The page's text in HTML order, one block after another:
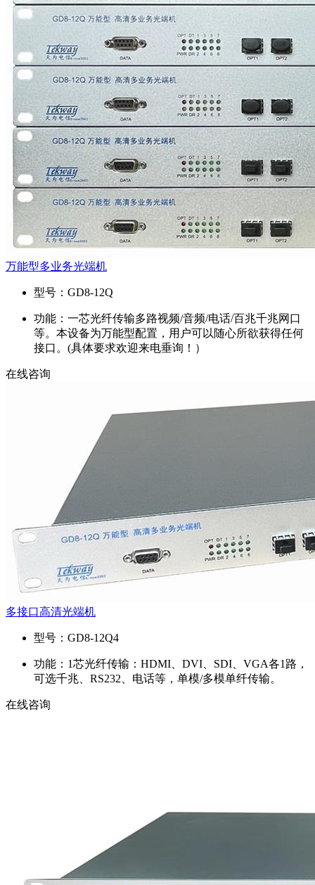
万能型多业务光端机
型号： GD8-12Q
功能： 一芯光纤传输多路视频/音频/电话/百兆千兆网口
等。本设备为万能型配置，用户可以随心所欲获得任何
接口。(具体要求欢迎来电垂询！）
在线咨询
多接口高清光端机
型号： GD8-12Q4
功能： 1芯光纤传输：HDMI、DVI、SDI、VGA各1路，
可选千兆、RS232、电话等，单模/多模单纤传输。
在线咨询